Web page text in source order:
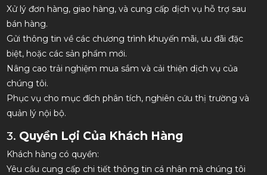
Xử lý đơn hàng, giao hàng, và cung cấp dịch vụ hỗ trợ sau
bán hàng.
Gửi thông tin về các chương trình khuyến mãi, ưu đãi đặc
biệt, hoặc các sản phẩm mới.
Nâng cao trải nghiệm mua sắm và cải thiện dịch vụ của
chúng tôi.
Phục vụ cho mục đích phân tích, nghiên cứu thị trường và
quản lý nội bộ.
3. Quyền Lợi Của Khách Hàng
Khách hàng có quyền:
Yêu cầu cung cấp chi tiết thông tin cá nhân mà chúng tôi